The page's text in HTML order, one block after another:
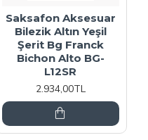
Saksafon Aksesuar
Bilezik Altın Yeşil
Şerit Bg Franck
Bichon Alto BG-
L12SR
2.934,00TL